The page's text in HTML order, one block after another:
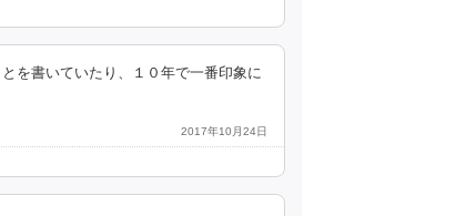
を書いていたり、１０年で一番印象に
2017年10月24日